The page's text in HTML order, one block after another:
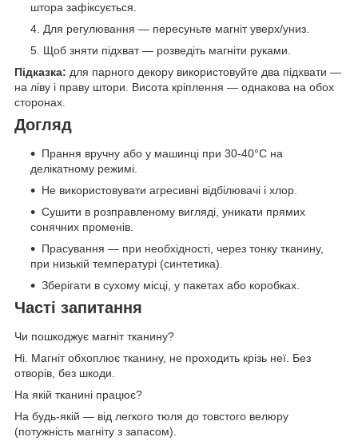
штора зафіксується.
Для регулювання — пересуньте магніт уверх/униз.
Щоб зняти підхват — розведіть магніти руками.
Підказка: для парного декору використовуйте два підхвати —
на ліву і праву штори. Висота кріплення — однакова на обох
сторонах.
Догляд
Прання вручну або у машинці при 30-40°C на
делікатному режимі.
Не використовувати агресивні відбілювачі і хлор.
Сушити в розправленому вигляді, уникати прямих
сонячних променів.
Прасування — при необхідності, через тонку тканину,
при низькій температурі (синтетика).
Зберігати в сухому місці, у пакетах або коробках.
Часті запитання
Чи пошкоджує магніт тканину?
Ні. Магніт обхоплює тканину, не проходить крізь неї. Без
отворів, без шкоди.
На якій тканині працює?
На будь-якій — від легкого тюля до товстого велюру
(потужність магніту з запасом).